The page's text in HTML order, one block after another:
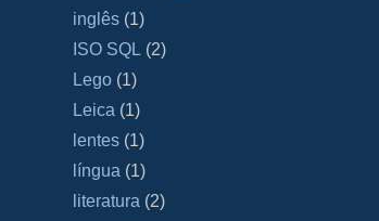
inglês (1)
ISO SQL (2)
Lego (1)
Leica (1)
lentes (1)
língua (1)
literatura (2)